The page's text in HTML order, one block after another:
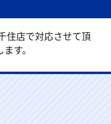
住店で対応させて頂
す。